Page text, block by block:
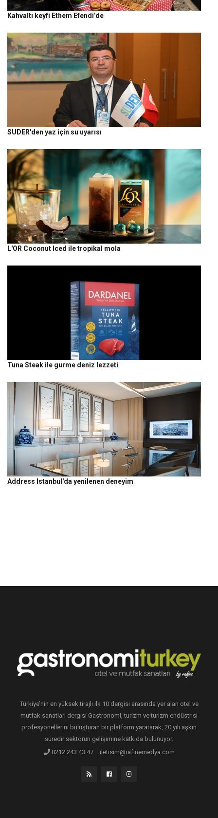
Kahvaltı keyfi Ethem Efendi’de
SUDER'den yaz için su uyarısı
L'OR Coconut Iced ile tropikal mola
Tuna Steak ile gurme deniz lezzeti
Address Istanbul'da yenilenen deneyim
Türkiye’nin en yüksek tirajlı ilk 10 dergisi arasında yer alan otel ve
mutfak sanatları dergisi Gastronomi, turizm ve turizm endüstrisi
profesyonellerini buluşturan bir platform yaratarak, 20 yılı aşkın
süredir sektörün gelişimine katkıda bulunuyor.
0212 243 43 47
iletisim@rafinemedya.com